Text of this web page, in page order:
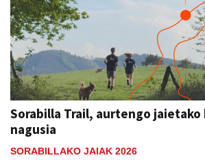
Sorabilla Trail, aurtengo
nagusia
SORABILLAKO JAIAK 2026